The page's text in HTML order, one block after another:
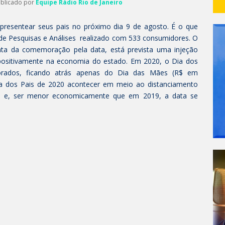
por Equipe Rádio Rio de Janeiro
seus pais no próximo dia 9 de agosto. É o que
Pesquisas e Análises realizado com 533 consumidores. O
da comemoração pela data, está prevista uma injeção
na economia do estado. Em 2020, o Dia dos
ficando atrás apenas do Dia das Mães (R$ em
dos Pais de 2020 acontecer em meio ao distanciamento
ser menor economicamente que em 2019, a data se